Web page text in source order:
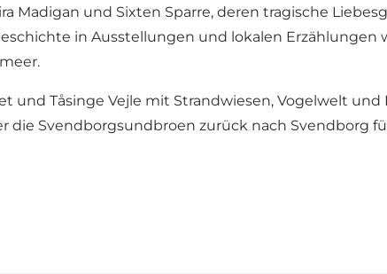
Madigan und Sixten Sparre, deren tragische
in Ausstellungen und lokalen
Tåsinge Vejle mit Strandwiesen, Vogelwelt
die Svendborgsundbroen zurück nach Svendborg